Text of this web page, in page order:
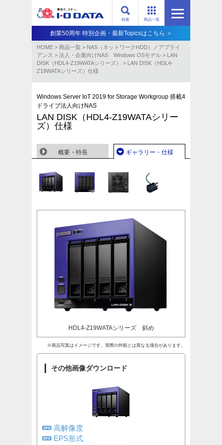
商品一覧
検索
創業50周年 特別企画・最新Topicsはこちら ＞
HOME > 商品一覧 > NAS（ネットワークHDD）／アプライ
アンス​ > 法人・企業向けNAS Windows OSモデル > LAN
DISK（HDL4-Z19WATAシリーズ）
> LAN DISK（HDL4-
Z19WATAシリーズ）仕様
Windows Server IoT 2019 for Storage Workgroup 搭載4
ドライブ法人向けNAS
LAN DISK（HDL4-Z19WATAシリー
ズ）仕様
概要・特長 ギャラリー・仕様
HDL4-Z19WATAシリーズ 斜め
※商品写真はイメージです。実際の外観とは異なる場合があります。
その他画像ダウンロード
高解像度
EPS形式